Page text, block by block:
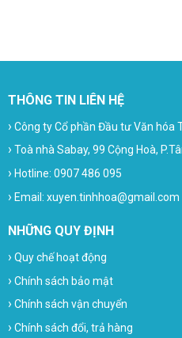
THÔNG TIN LIÊN HỆ
› Công ty Cổ phần Đầu tư Văn hóa
› Toà nhà Sabay, 99 Cộng Hoà,
› Hotline: 0907 486 095
› Email: xuyen.tinhhoa@gmail.com
NHỮNG QUY ĐỊNH
› Quy chế hoạt động
› Chính sách bảo mật
› Chính sách vận chuyển
› Chính sách đổi, trả hàng